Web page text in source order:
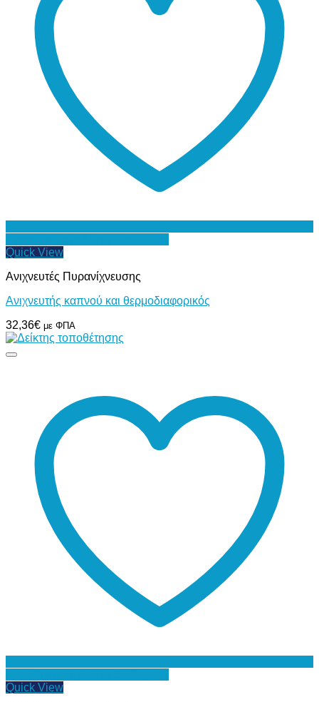
Quick View
Ανιχνευτές Πυρανίχνευσης
Ανιχνευτής καπνού και θερμοδιαφορικός
32,36€ με ΦΠΑ
Quick View